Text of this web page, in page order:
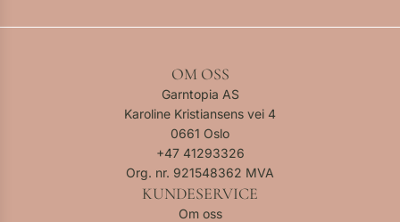
OM OSS
Garntopia AS
Karoline Kristiansens vei 4
0661 Oslo
+47 41293326
Org. nr. 921548362 MVA
KUNDESERVICE
Om oss